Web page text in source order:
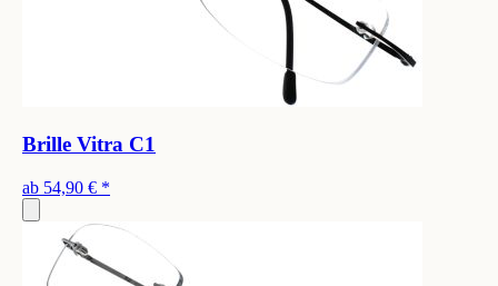
Brille Vitra C1
ab 54,90 € *